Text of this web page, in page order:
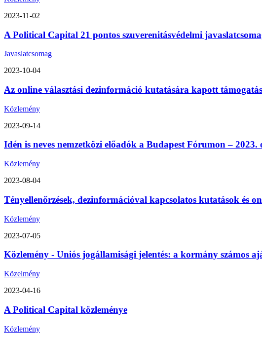
2023-11-02
A Political Capital 21 pontos szuverenitásvédelmi
Javaslatcsomag
2023-10-04
Az online választási dezinformáció kutatására kapott
Közlemény
2023-09-14
Idén is neves nemzetközi előadók a Budapest Fórumon – 2023.
Közlemény
2023-08-04
Tényellenőrzések, dezinformációval kapcsolatos kutatások és
Közlemény
2023-07-05
Közlemény - Uniós jogállamisági jelentés: a kormány számos
Közelmény
2023-04-16
A Political Capital közleménye
Közlemény